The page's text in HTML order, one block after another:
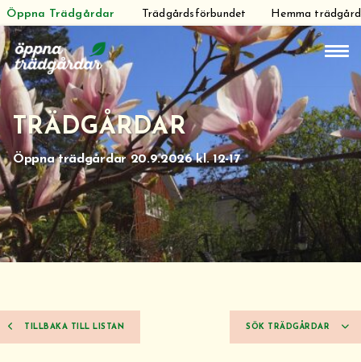
Hoppa
till
innehåll
Öppna Trädgårdar Trädgårdsförbundet Hemma trädgård
TRÄDGÅRDAR
Öppna trädgårdar 20.9.2026 kl. 12-17
TILLBAKA TILL LISTAN SÖK TRÄDGÅRDAR